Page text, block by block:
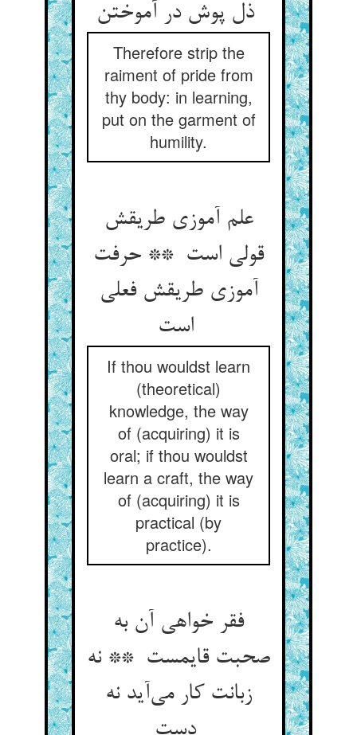
ذل پوش در آموختن
Therefore strip the
raiment of pride from
thy body: in learning,
put on the garment of
humility.
علم آموزی طریقش
قولی است ** حرفت
آموزی طریقش فعلی
است
If thou wouldst learn
(theoretical)
knowledge, the way
of (acquiring) it is
oral; if thou wouldst
learn a craft, the way
of (acquiring) it is
practical (by
practice).
فقر خواهی آن به
صحبت قایمست ** نه
زبانت کار می‌آید نه